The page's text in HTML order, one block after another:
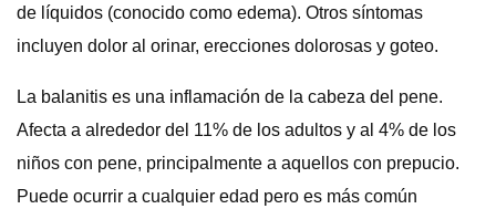
de líquidos (conocido como edema). Otros síntomas
incluyen dolor al orinar, erecciones dolorosas y goteo.
La balanitis es una inflamación de la cabeza del pene.
Afecta a alrededor del 11% de los adultos y al 4% de los
niños con pene, principalmente a aquellos con prepucio.
Puede ocurrir a cualquier edad pero es más común